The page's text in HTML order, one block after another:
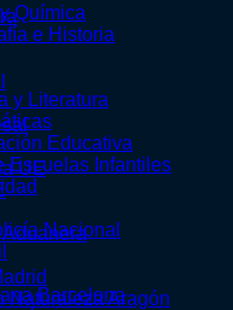
Química
e Historia
y Literatura
Educativa
Escuelas Infantiles
Nacional
Barcelona
UE
Naturaleza Aragón